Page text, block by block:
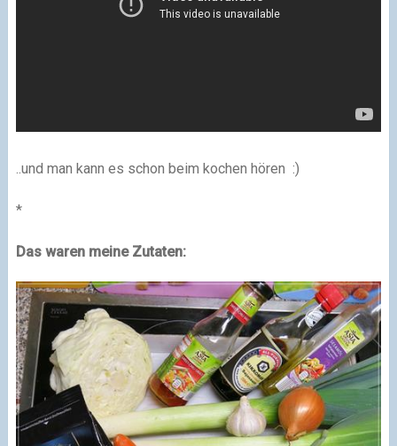
..und man kann es schon beim kochen hören :)
*
Das waren meine Zutaten: